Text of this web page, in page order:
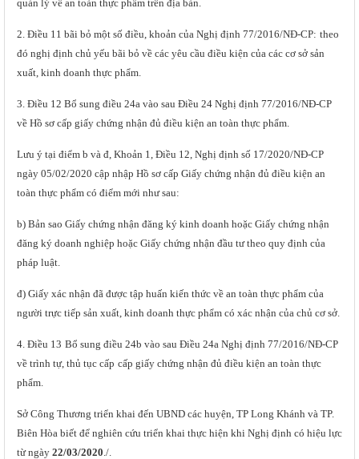
quản lý về an toàn thực phẩm trên địa bàn.
2. Điều 11 bãi bỏ một số điều, khoản của Nghị định 77/2016/NĐ-CP: theo
đó nghị định chủ yếu bãi bỏ về các yêu cầu điều kiện của các cơ sở sản
xuất, kinh doanh thực phẩm.
3. Điều 12 Bổ sung điều 24a vào sau Điều 24 Nghị định 77/2016/NĐ-CP
về Hồ sơ cấp giấy chứng nhận đủ điều kiện an toàn thực phẩm.
Lưu ý tại điểm b và đ, Khoản 1, Điều 12, Nghị định số 17/2020/NĐ-CP
ngày 05/02/2020 cập nhập Hồ sơ cấp Giấy chứng nhận đủ điều kiện an
toàn thực phẩm có điểm mới như sau:
b) Bản sao Giấy chứng nhận đăng ký kinh doanh hoặc Giấy chứng nhận
đăng ký doanh nghiệp hoặc Giấy chứng nhận đầu tư theo quy định của
pháp luật.
đ) Giấy xác nhận đã được tập huấn kiến thức về an toàn thực phẩm của
người trực tiếp sản xuất, kinh doanh thực phẩm có xác nhận của chủ cơ sở.
4. Điều 13 Bổ sung điều 24b vào sau Điều 24a Nghị định 77/2016/NĐ-CP
về trình tự, thủ tục cấp cấp giấy chứng nhận đủ điều kiện an toàn thực
phẩm.
Sở Công Thương triển khai đến UBND các huyện, TP Long Khánh và TP.
Biên Hòa biết để nghiên cứu triển khai thực hiện khi Nghị định có hiệu lực
từ ngày 22/03/2020 ./.